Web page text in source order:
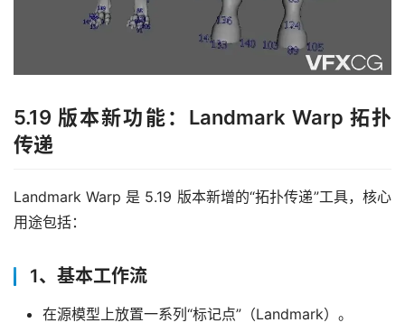
5.19 版本新功能：Landmark Warp 拓扑
传递
Landmark Warp 是 5.19 版本新增的“拓扑传递”工具，核心
用途包括：
1、基本工作流
在源模型上放置一系列“标记点”（Landmark）。